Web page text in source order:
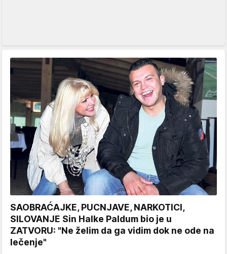
SAOBRAĆAJKE, PUCNJAVE, NARKOTICI,
SILOVANJE Sin Halke Paldum bio je u
ZATVORU: "Ne želim da ga vidim dok ne ode na
lečenje"